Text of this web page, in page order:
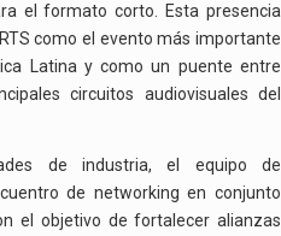
el formato corto. Esta presencia
como el evento más importante
Latina y como un puente entre
circuitos audiovisuales del
de industria, el equipo de
de networking en conjunto
el objetivo de fortalecer alianzas